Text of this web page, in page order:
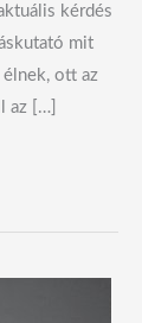
kérdés
mit
ott az
az […]